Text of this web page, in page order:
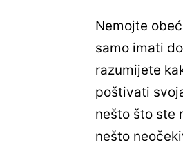
Nemojte
samo imati
razumijete
poštivati
nešto što ste
nešto